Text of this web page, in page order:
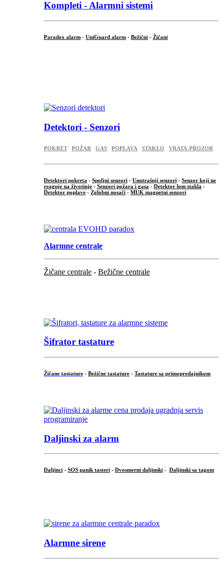
Kompleti - Alarmni sistemi
Paradox alarm - UniGuard alarm - Bežični - Žičani
Detektori - Senzori
POKRET POŽAR GAS POPLAVA STAKLO VRATA-PROZOR
Detektori pokreta - Spoljni senzori - Unutrašnji senzori - Senzor koji ne
reaguje na životinje - Senzori požara i gasa - Detektor lom stakla -
Detektor poplave - Zglobni nosači - MUK magnetni senzori
Alarmne centrale
Žičane centrale - Bežične centrale
Šifrator tastature
Žičane tastature - Bežične tastature - Tastature sa primopredajnikom
Daljinski za alarm
Daljinci - SOS panik tasteri - Dvosmerni daljinski - Daljinski sa tagom
Alarmne sirene